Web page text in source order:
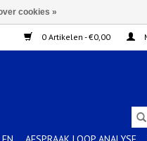
0 Artikelen - €0,00
cookies »